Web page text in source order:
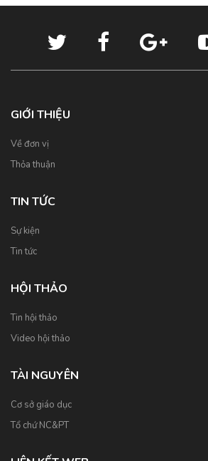
GIỚI THIỆU
Về đơn vị
Thỏa thuận
TIN TỨC
Sự kiện
Tin tức
HỘI THẢO
Tin hội thảo
Video hội thảo
TÀI NGUYÊN
Cơ sở giáo dục
Tổ chứ NC&PT